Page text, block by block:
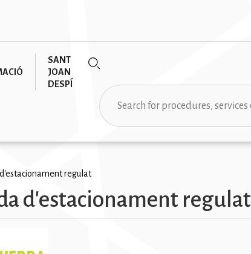
SANT
JOAN
DESPÍ
Search
regulat
d'estacionament regulat